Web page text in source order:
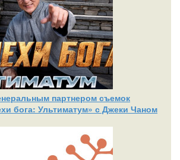
партнером съемок
бога: Ультиматум» с Джеки Чаном